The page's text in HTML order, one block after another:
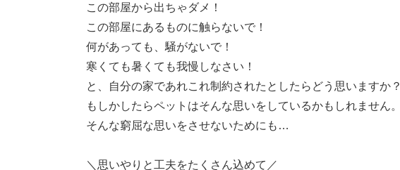
この部屋から出ちゃダメ！
この部屋にあるものに触らないで！
何があっても、騒がないで！
寒くても暑くても我慢しなさい！
と、自分の家であれこれ制約されたとしたらどう思いますか？
もしかしたらペットはそんな思いをしているかもしれません。
そんな窮屈な思いをさせないためにも…
＼思いやりと工夫をたくさん込めて／